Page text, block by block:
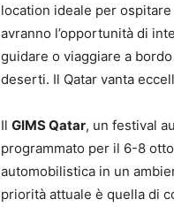
location ideale per
avranno l’opportunità di
guidare o viaggiare a
deserti. Il Qatar vanta
Il GIMS Qatar, un festival
programmato per il 6-8
automobilistica in un
priorità attuale è quella di